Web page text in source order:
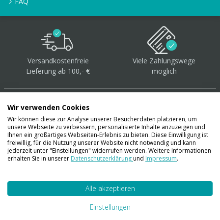
Versandkostenfreie
Lieferung ab 100,- €
Viele Zahlungswege
möglich
Über 40.000 Artikel auf
Lager
Wir verwenden Cookies
Wir können diese zur Analyse unserer Besucherdaten platzieren, um
unsere Webseite zu verbessern, personalisierte Inhalte anzuzeigen und
Ihnen ein großartiges Webseiten-Erlebnis zu bieten. Diese Einwilligung ist
freiwillig, für die Nutzung unserer Website nicht notwendig und kann
jederzeit unter "Einstellungen" widerrufen werden. Weitere Informationen
erhalten Sie in unserer Datenschutzerklärungund Impressum.
Alle akzeptieren
Einstellungen